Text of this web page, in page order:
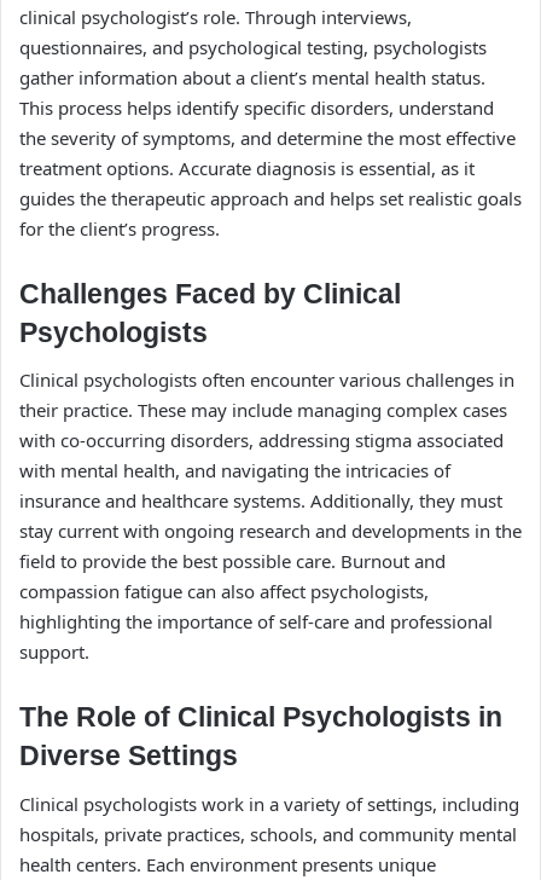
clinical psychologist’s role. Through interviews,
questionnaires, and psychological testing, psychologists
gather information about a client’s mental health status.
This process helps identify specific disorders, understand
the severity of symptoms, and determine the most effective
treatment options. Accurate diagnosis is essential, as it
guides the therapeutic approach and helps set realistic goals
for the client’s progress.
Challenges Faced by Clinical
Psychologists
Clinical psychologists often encounter various challenges in
their practice. These may include managing complex cases
with co-occurring disorders, addressing stigma associated
with mental health, and navigating the intricacies of
insurance and healthcare systems. Additionally, they must
stay current with ongoing research and developments in the
field to provide the best possible care. Burnout and
compassion fatigue can also affect psychologists,
highlighting the importance of self-care and professional
support.
The Role of Clinical Psychologists in
Diverse Settings
Clinical psychologists work in a variety of settings, including
hospitals, private practices, schools, and community mental
health centers. Each environment presents unique